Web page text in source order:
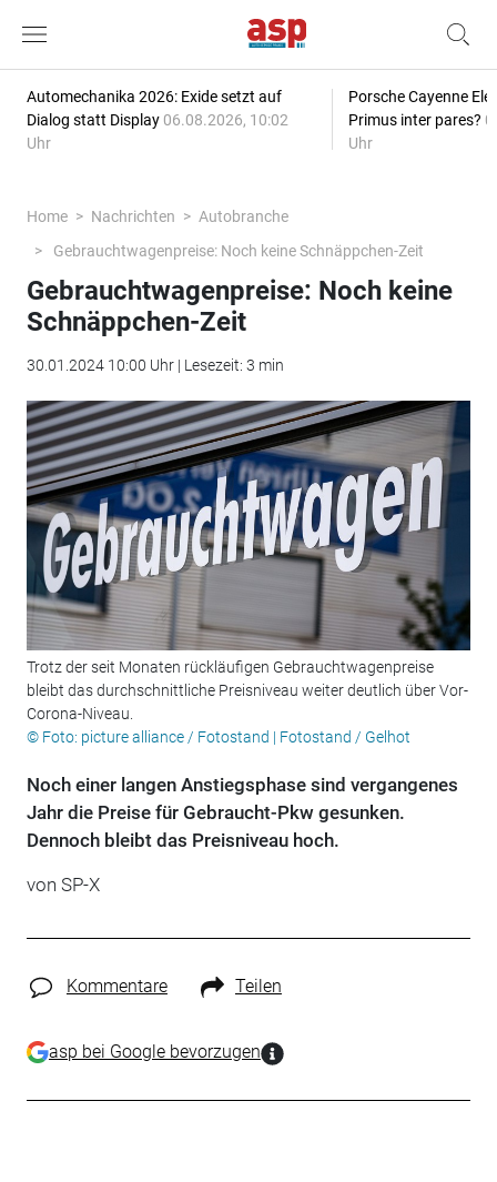
Automechanika 2026: Exide setzt auf
Dialog statt Display 06.08.2026, 10:02
Uhr
Porsche Cayenne
Primus inter pares?
Uhr
Home Nachrichten
Autobranche
Gebrauchtwagenpreise: Noch keine Schnäppchen-Zeit
Gebrauchtwagenpreise: Noch keine
Schnäppchen-Zeit
30.01.2024 10:00 Uhr | Lesezeit: 3 min
Trotz der seit Monaten rückläufigen Gebrauchtwagenpreise
bleibt das durchschnittliche Preisniveau weiter deutlich über Vor-
Corona-Niveau.
© Foto: picture alliance / Fotostand | Fotostand / Gelhot
Noch einer langen Anstiegsphase sind vergangenes
Jahr die Preise für Gebraucht-Pkw gesunken.
Dennoch bleibt das Preisniveau hoch.
von SP-X
Kommentare Teilen
asp bei Google bevorzugen